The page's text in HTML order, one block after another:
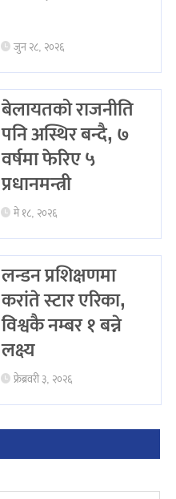
जुन २८, २०२६
बेलायतको राजनीति
पनि अस्थिर बन्दै, ७
वर्षमा फेरिए ५
प्रधानमन्त्री
मे १८, २०२६
लन्डन प्रशिक्षणमा
करांते स्टार एरिका,
विश्वकै नम्बर १ बन्ने
लक्ष्य
फ्रेब्रवरी ३, २०२६